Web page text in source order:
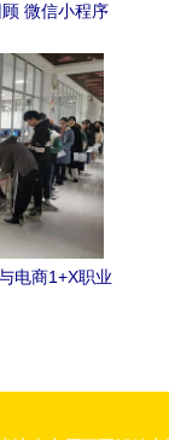
微信小程序
电商1+X职业